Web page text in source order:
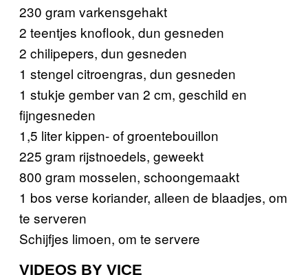
230 gram varkensgehakt
2 teentjes knoflook, dun gesneden
2 chilipepers, dun gesneden
1 stengel citroengras, dun gesneden
1 stukje gember van 2 cm, geschild en
fijngesneden
1,5 liter kippen- of groentebouillon
225 gram rijstnoedels, geweekt
800 gram mosselen, schoongemaakt
1 bos verse koriander, alleen de blaadjes, om
te serveren
Schijfjes limoen, om te servere
VIDEOS BY VICE